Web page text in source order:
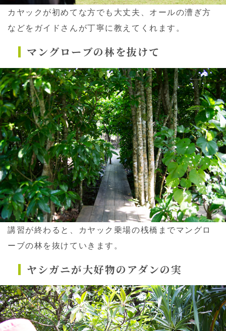
カヤックが初めてな方でも大丈夫、オールの漕ぎ方
などをガイドさんが丁寧に教えてくれます。
マングローブの林を抜けて
講習が終わると、カヤック乗場の桟橋までマングロ
ーブの林を抜けていきます。
ヤシガニが大好物のアダンの実